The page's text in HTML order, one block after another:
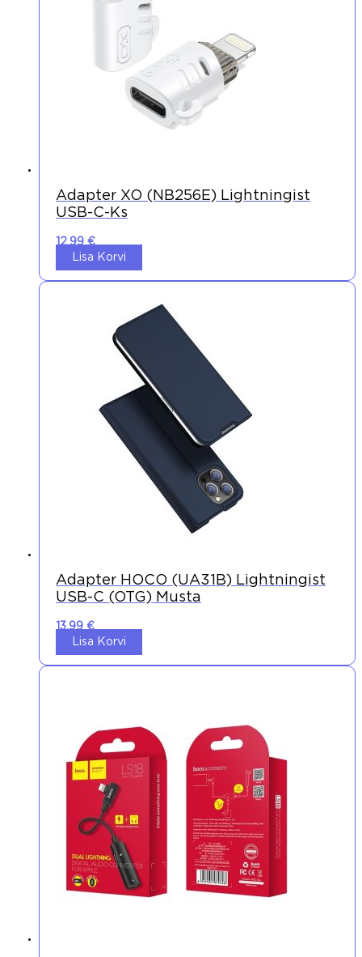
Adapter XO (NB256E) Lightningist
USB-C-Ks
12,99 €
Lisa Korvi
Adapter HOCO (UA31B) Lightningist
USB-C (OTG) Musta
13,99 €
Lisa Korvi